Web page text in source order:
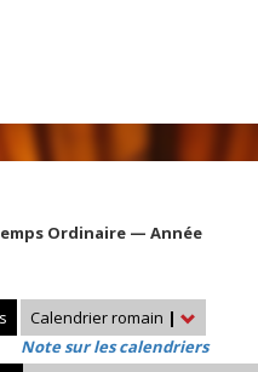
Ordinaire — Année
Calendrier romain |
Note sur les calendriers